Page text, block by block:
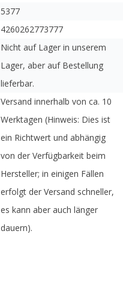
5377
4260262773777
Nicht auf Lager in unserem
Lager, aber auf Bestellung
lieferbar.
Versand innerhalb von ca. 10
Werktagen (Hinweis: Dies ist
ein Richtwert und abhängig
von der Verfügbarkeit beim
Hersteller; in einigen Fällen
erfolgt der Versand schneller,
es kann aber auch länger
dauern).